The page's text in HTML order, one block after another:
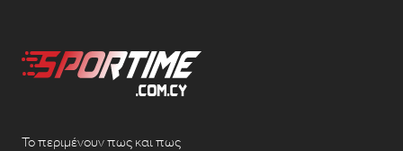
Το περιμένουν πως και πως